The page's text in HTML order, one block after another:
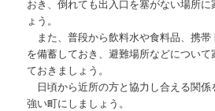
おき、倒れても出入口を塞がない場所
ょう。
また、普段から飲料水や食料品、携帯
を備蓄しておき、避難場所などについ
ておきましょう。
日頃から近所の方と協力し合える関係
強い町にしましょう。